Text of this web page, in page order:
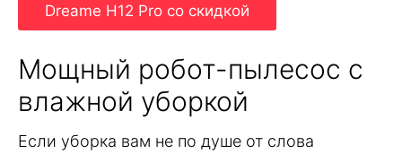
Dreame H12 Pro со скидкой
Мощный робот-пылесос с
влажной уборкой
Если уборка вам не по душе от слова